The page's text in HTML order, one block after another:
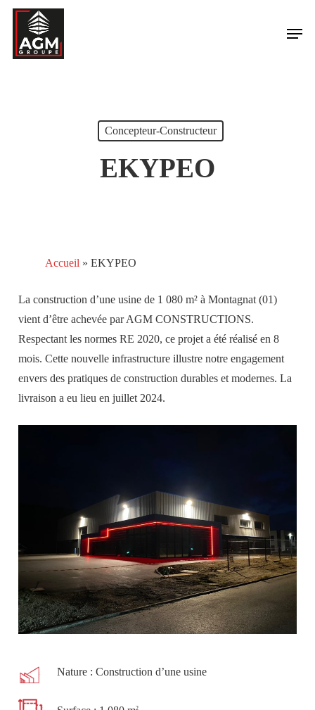
Skip
main
Menu
Concepteur-Constructeur
EKYPEO
Accueil » EKYPEO
La construction d’une usine de 1 080 m² à Montagnat (01)
vient d’être achevée par AGM CONSTRUCTIONS.
Respectant les normes RE 2020, ce projet a été réalisé en 8
mois. Cette nouvelle infrastructure illustre notre engagement
envers des pratiques de construction durables et modernes. La
livraison a eu lieu en juillet 2024.
Nature : Construction d’une usine
2